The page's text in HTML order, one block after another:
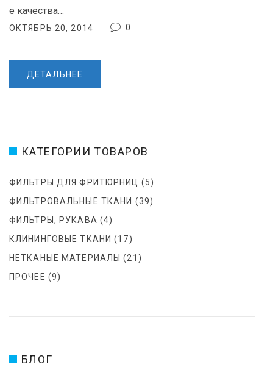
е качества…
ОКТЯБРЬ 20, 2014 0
ДЕТАЛЬНЕЕ
КАТЕГОРИИ ТОВАРОВ
ФИЛЬТРЫ ДЛЯ ФРИТЮРНИЦ (5)
ФИЛЬТРОВАЛЬНЫЕ ТКАНИ (39)
ФИЛЬТРЫ, РУКАВА (4)
КЛИНИНГОВЫЕ ТКАНИ (17)
НЕТКАНЫЕ МАТЕРИАЛЫ (21)
ПРОЧЕЕ (9)
БЛОГ